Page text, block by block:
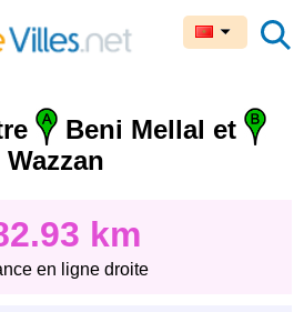
Beni Mellal et
Wazzan
km
en ligne droite